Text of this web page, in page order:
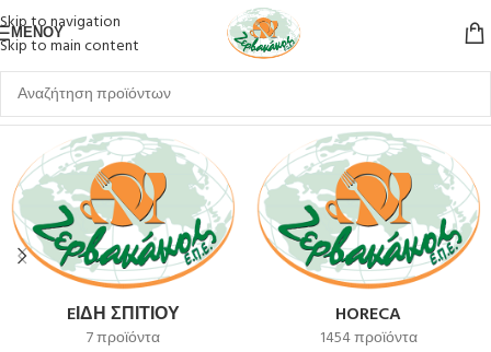
Skip to navigation
Skip to main content
ΜΕΝΟΎ
Αρχική σελίδα Προϊόν SKU SED41600305
EΊΔΗ ΣΠΙΤΙΟΎ
7 προϊόντα
HORECA
1454 προϊόντα